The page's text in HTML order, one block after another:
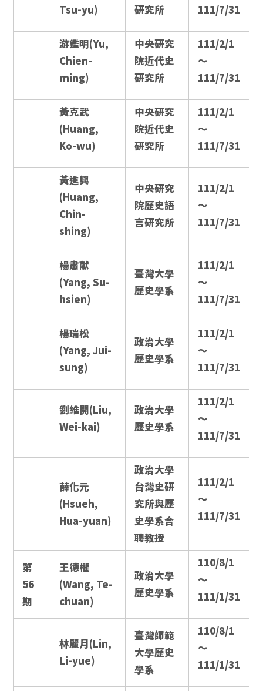
Tsu-yu)
研究所
111/7/31
游鑑明(Yu,
Chien-
ming)
中央研究
院近代史
研究所
111/2/1
～
111/7/31
黃克武
(Huang,
Ko-wu)
中央研究
院近代史
研究所
111/2/1
～
111/7/31
黃進興
(Huang,
Chin-
shing)
中央研究
院歷史語
言研究所
111/2/1
～
111/7/31
楊肅献
(Yang, Su-
hsien)
臺灣大學
歷史學系
111/2/1
～
111/7/31
楊瑞松
(Yang, Jui-
sung)
政治大學
歷史學系
111/2/1
～
111/7/31
劉維開(Liu,
Wei-kai)
政治大學
歷史學系
111/2/1
～
111/7/31
薛化元
(Hsueh,
Hua-yuan)
政治大學
台灣史研
究所與歷
史學系合
聘教授
111/2/1
～
111/7/31
第
56
期
王德權
(Wang, Te-
chuan)
政治大學
歷史學系
110/8/1
～
111/1/31
林麗月(Lin,
Li-yue)
臺灣師範
大學歷史
學系
110/8/1
～
111/1/31